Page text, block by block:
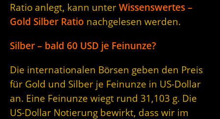
Ratio anlegt, kann unter Wissenswertes –
Gold Silber Ratio nachgelesen werden.
Silber – bald 60 USD je Feinunze?
Die internationalen Börsen geben den Preis
für Gold und Silber je Feinunze in US-Dollar
an. Eine Feinunze wiegt rund 31,103 g. Die
US-Dollar Notierung bewirkt, dass wir im